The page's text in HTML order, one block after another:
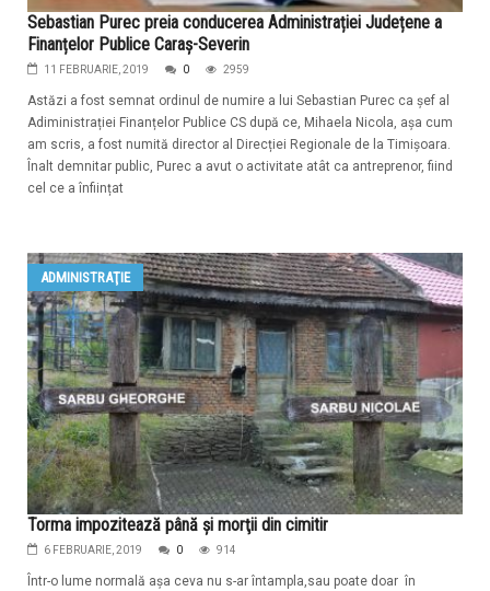
Sebastian Purec preia conducerea Administrației Județene a
Finanțelor Publice Caraș-Severin
11 FEBRUARIE, 2019 0 2959
Astăzi a fost semnat ordinul de numire a lui Sebastian Purec ca șef al
Adiministrației Finanțelor Publice CS după ce, Mihaela Nicola, așa cum
am scris, a fost numită director al Direcției Regionale de la Timișoara.
Înalt demnitar public, Purec a avut o activitate atât ca antreprenor, fiind
cel ce a înființat
ADMINISTRAŢIE
Torma impozitează până şi morţii din cimitir
6 FEBRUARIE, 2019 0 914
Într-o lume normală aşa ceva nu s-ar întampla,sau poate doar în